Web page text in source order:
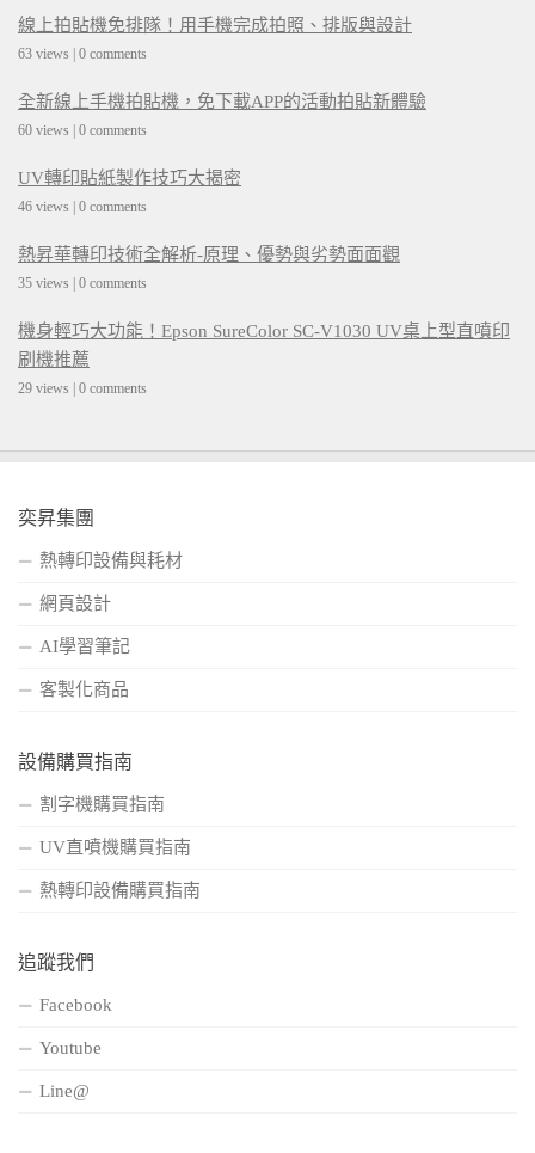
線上拍貼機免排隊！用手機完成拍照、排版與設計
63 views | 0 comments
全新線上手機拍貼機，免下載APP的活動拍貼新體驗
60 views | 0 comments
UV轉印貼紙製作技巧大揭密
46 views | 0 comments
熱昇華轉印技術全解析-原理、優勢與劣勢面面觀
35 views | 0 comments
機身輕巧大功能！Epson SureColor SC-V1030 UV桌上型直噴印
刷機推薦
29 views | 0 comments
奕昇集團
熱轉印設備與耗材
網頁設計
AI學習筆記
客製化商品
設備購買指南
割字機購買指南
UV直噴機購買指南
熱轉印設備購買指南
追蹤我們
Facebook
Youtube
Line@